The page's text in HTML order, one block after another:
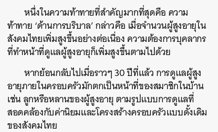
หนึ่งในความท้าทายที่สำคัญมากที่สุดคือ ความ
ท้าทาย ‘ด้านการบริบาล’ กล่าวคือ เมื่อจำนวนผู้สูงอายุใน
สังคมไทยเพิ่มสูงขึ้นอย่างต่อเนื่อง ความต้องการบุคลากร
ที่ทำหน้าที่ดูแลผู้สูงอายุก็เพิ่มสูงขึ้นตามไปด้วย
หากย้อนกลับไปเมื่อราวๆ 30 ปีที่แล้ว การดูแลผู้สูง
อายุภายในครอบครัวมักตกเป็นหน้าที่ของสมาชิกในบ้าน
เช่น ลูกหรือหลานของผู้สูงอายุ ตามรูปแบบการดูแลที่
สอดคล้องกับค่านิยมและโครงสร้างครอบครัวแบบดั้งเดิม
ของสังคมไทย